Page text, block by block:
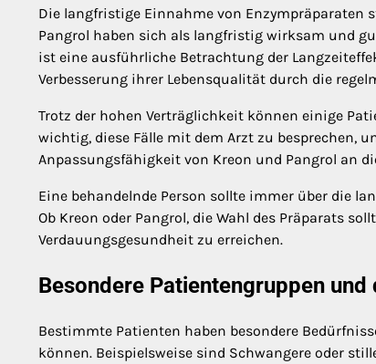
Die langfristige Einnahme von Enzympräparaten
Pangrol haben sich als langfristig wirksam und
ist eine ausführliche Betrachtung der
Verbesserung ihrer Lebensqualität durch die
Trotz der hohen Verträglichkeit können einige
wichtig, diese Fälle mit dem Arzt zu besprechen,
Anpassungsfähigkeit von Kreon und Pangrol an
Eine behandelnde Person sollte immer über die
Ob Kreon oder Pangrol, die Wahl des Präparats
Verdauungsgesundheit zu erreichen.
Besondere Patientengruppen
Bestimmte Patienten haben besondere
können. Beispielsweise sind Schwangere oder